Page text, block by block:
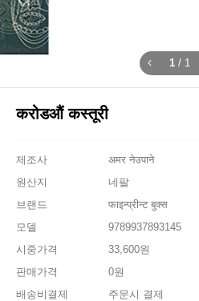
1 / 1
करोडऔं कस्तूरी
제조사
अमर नेउपाने
원산지
네팔
브랜드
फाइन्प्रीन्ट बुक्स
모델
9789937893145
시중가격
33,600원
판매가격
0원
배송비결제
주문시 결제